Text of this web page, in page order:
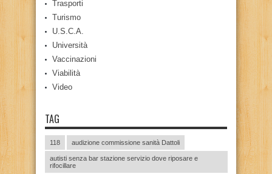
Trasporti
Turismo
U.S.C.A.
Università
Vaccinazioni
Viabilità
Video
TAG
118 audizione commissione sanità Dattoli
autisti senza bar stazione servizio dove riposare e
rifocillare